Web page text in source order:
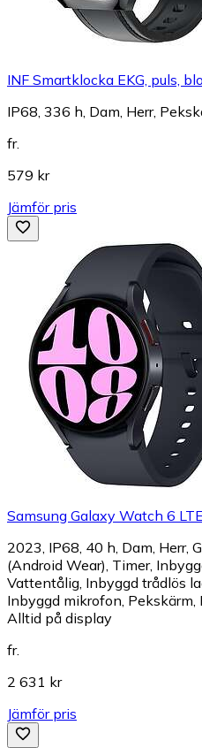
INF Smartklocka EKG, puls,
IP68, 336 h, Dam, Herr,
fr.
579 kr
Jämför pris
Samsung Galaxy Watch 6
2023, IP68, 40 h, Dam, Herr,
(Android Wear), Timer,
Vattentålig, Inbyggd trådlös
Inbyggd mikrofon, Pekskärm,
Alltid på display
fr.
2 631 kr
Jämför pris